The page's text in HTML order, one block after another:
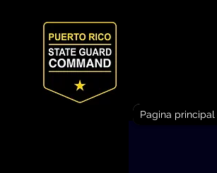
Pagina principal